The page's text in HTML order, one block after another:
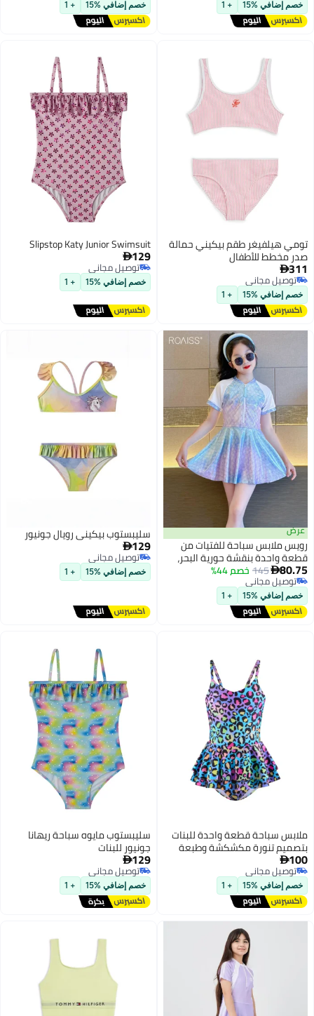
قابلة للطفو بسحاب + قبعة سباحة
خصم إضافي %15 + 1 خصم إضافي %15 + 1
تومي هيلفيغر طقم بيكيني حمالة
صدر مخطط للأطفال
311
توصيل مجاني
توصيل مجاني
خصم إضافي %15 + 1
Slipstop Katy Junior Swimsuit
129
توصيل مجاني
توصيل مجاني
خصم إضافي %15 + 1
عرض
رويس ملابس سباحة للفتيات من
قطعة واحدة بنقشة حورية البحر،
ملابس سباحة بأكمام قصيرة وفتحة
سحاب مع تنورة وشورت داخلي،
ملابس سباحة أنيقة سريعة الجفاف
للفتيات، مناسبة للسباحة أو الشاطئ
أو أي أنشطة مائية
80.75
145 خصم 44%
توصيل مجاني
توصيل مجاني
خصم إضافي %15 + 1
23
سليبستوب بيكيني رويال جونيور
129
توصيل مجاني
توصيل مجاني
خصم إضافي %15 + 1
ملابس سباحة قطعة واحدة للبنات
بتصميم تنورة مكشكشة وطبعة
فهد، للأعمار 1-14 سنة
100
توصيل مجاني
توصيل مجاني
خصم إضافي %15 + 1
سليبستوب مايوه سباحة ريهانا
جونيور للبنات
129
توصيل مجاني
توصيل مجاني
خصم إضافي %15 + 1